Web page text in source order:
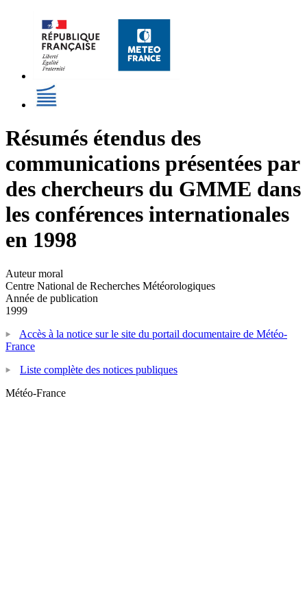
Résumés étendus des
communications présentées par
des chercheurs du GMME dans
les conférences internationales
en 1998
Auteur moral
Centre National de Recherches Météorologiques
Année de publication
1999
Accès à la notice sur le site du portail documentaire de Météo-
France
Liste complète des notices publiques
Météo-France